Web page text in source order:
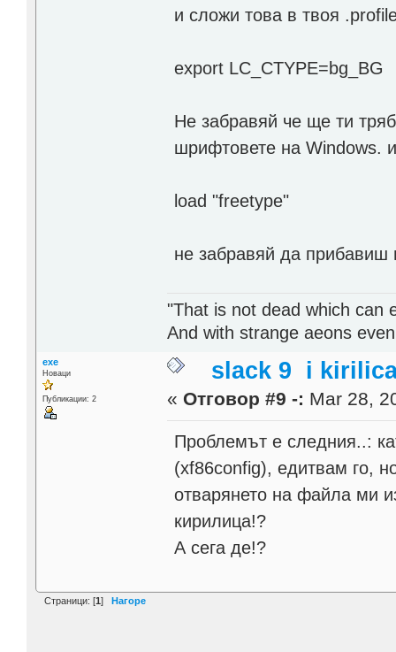
и сложи това в твоя
export LC_CTYPE=bg_BG
Не забравяй че ще ти
шрифтовете на Windows.
load "freetype"
не забравяй да прибавиш
"That is not dead which can
And with strange aeons
exe
Новаци
Публикации: 2
slack 9 i
« Отговор #9 -: Mar 28,
Проблемът е следния..:
(xf86config), едитвам го,
отварянето на файла ми
кирилица!?
А сега де!?
Страници: [1] Нагоре